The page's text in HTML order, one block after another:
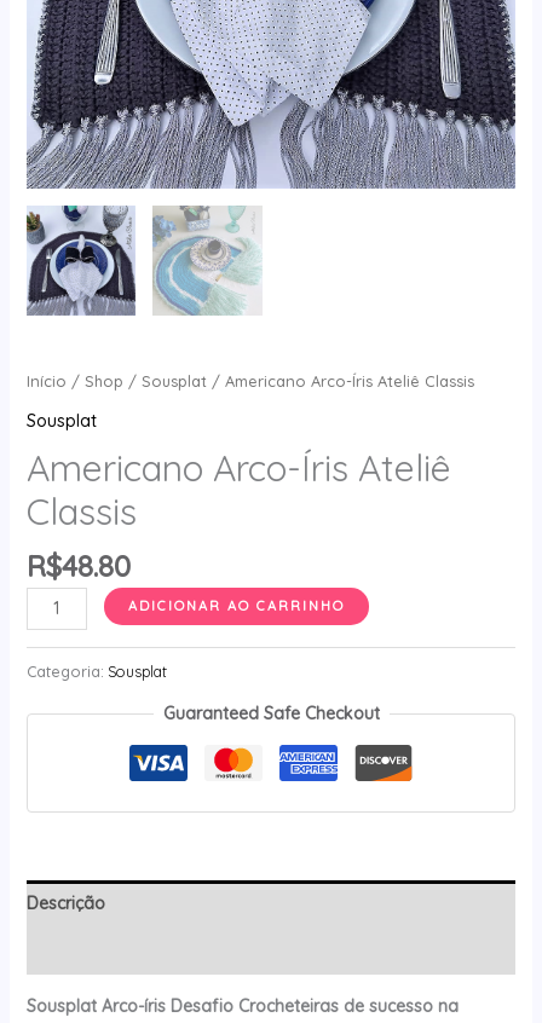
Início / Shop / Sousplat / Americano Arco-Íris Ateliê Classis
Sousplat
Americano Arco-Íris Ateliê
Classis
R$48.80
Americano
Arco-
Íris
Classis
ADICIONAR AO CARRINHO
Categoria: Sousplat
Guaranteed Safe Checkout
Descrição
Sousplat Arco-íris Desafio Crocheteiras de sucesso na